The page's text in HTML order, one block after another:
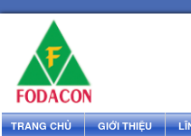
TRANG CHỦ GIỚI THIỆU